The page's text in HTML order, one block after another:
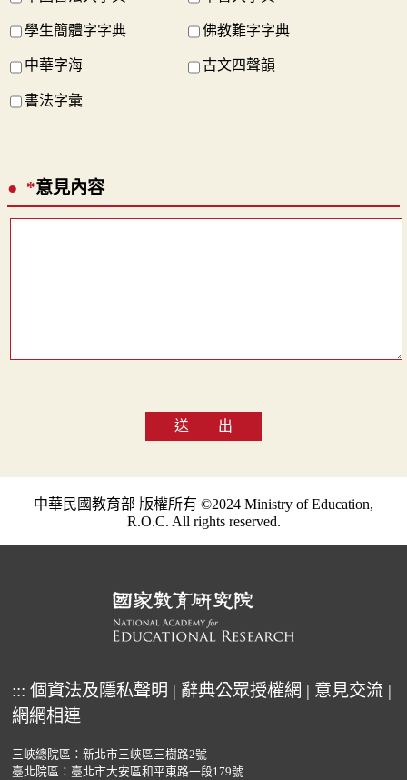
學生簡體字字典 佛教難字字典
中華字海 古文四聲韻
書法字彙
*意見內容
送 出
中華民國教育部 版權所有 ©2024 Ministry of Education,
R.O.C. All rights reserved.
::: 個資法及隱私聲明 | 辭典公眾授權網 | 意見交流 |
網網相連
三峽總院區：新北市三峽區三樹路2號
臺北院區：臺北市大安區和平東路一段179號